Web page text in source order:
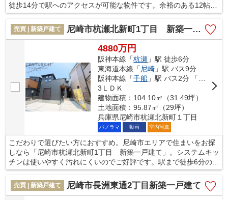
徒歩14分で駅へのアクセスが可能な物件です。余裕のある12帖以
上のLDKで、リラックスしてお過ごしいただけます。尼崎市にあ
る一戸建てのお問い合わせは、当社が承っております。マイホー
ムの購入を検討しているお客様のサポートを致します。
売買 | 新築戸建て 尼崎市杭瀬北新町1丁目 新築一戸建て
4880万円
阪神本線「杭瀬 」駅 徒歩6分
東海道本線「尼崎 」駅 バス9分 「杭瀬団地」 停歩4分
阪神本線「千船 」駅 バス2分 「佃（大阪市）」 停歩13分
3ＬＤＫ
建物面積：104.10㎡（31.49坪）
土地面積：95.87㎡（29坪）
兵庫県尼崎市杭瀬北新町１丁目
パノラマ 動画 室内写真
こだわりで選びたい方におすすめ。尼崎市エリアで住まいをお探
しなら「尼崎市杭瀬北新町1丁目 新築一戸建て」。システムキッ
チンは使いやすく汚れにくいのでご好評です。駅まで徒歩6分の物
件です。室内環境まで左右する基礎は、強靭なベタ基礎となって
おります。尼崎市の阪神本線杭瀬周辺でなら、きっと充実した暮
らしが送れるでしょう。この機会にマイホームをお求めくださ
売買 | 新築戸建て 尼崎市長洲東通2丁目新築一戸建て